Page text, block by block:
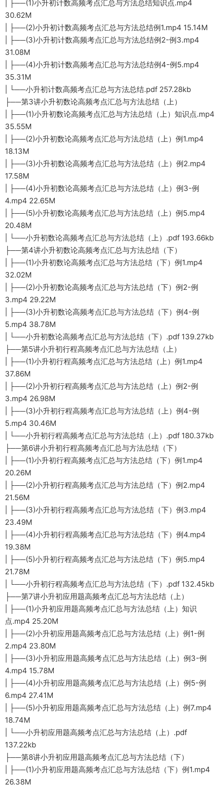
| ├──(1)小升初计数高频考点汇总与方法总结知识点.mp4
30.62M
| ├──(2)小升初计数高频考点汇总与方法总结例1.mp4 15.14M
| ├──(3)小升初计数高频考点汇总与方法总结例2-例3.mp4
31.08M
| ├──(4)小升初计数高频考点汇总与方法总结例4-例5.mp4
35.31M
| └──小升初计数高频考点汇总与方法总结.pdf 257.28kb
├──第3讲小升初数论高频考点汇总与方法总结（上）
| ├──(1)小升初数论高频考点汇总与方法总结（上）知识点.mp4
35.55M
| ├──(2)小升初数论高频考点汇总与方法总结（上）例1.mp4
18.13M
| ├──(3)小升初数论高频考点汇总与方法总结（上）例2.mp4
17.58M
| ├──(4)小升初数论高频考点汇总与方法总结（上）例3-例
4.mp4 22.65M
| ├──(5)小升初数论高频考点汇总与方法总结（上）例5.mp4
20.48M
| └──小升初数论高频考点汇总与方法总结（上）.pdf 193.66kb
├──第4讲小升初数论高频考点汇总与方法总结（下）
| ├──(1)小升初数论高频考点汇总与方法总结（下）例1.mp4
32.02M
| ├──(2)小升初数论高频考点汇总与方法总结（下）例2-例
3.mp4 29.22M
| ├──(3)小升初数论高频考点汇总与方法总结（下）例4-例
5.mp4 38.78M
| └──小升初数论高频考点汇总与方法总结（下）.pdf 139.27kb
├──第5讲小升初行程高频考点汇总与方法总结（上）
| ├──(1)小升初行程高频考点汇总与方法总结（上）例1.mp4
37.86M
| ├──(2)小升初行程高频考点汇总与方法总结（上）例2-例
3.mp4 26.98M
| ├──(3)小升初行程高频考点汇总与方法总结（上）例4-例
5.mp4 30.46M
| └──小升初行程高频考点汇总与方法总结（上）.pdf 180.37kb
├──第6讲小升初行程高频考点汇总与方法总结（下）
| ├──(1)小升初行程高频考点汇总与方法总结（下）例1.mp4
20.26M
| ├──(2)小升初行程高频考点汇总与方法总结（下）例2.mp4
21.56M
| ├──(3)小升初行程高频考点汇总与方法总结（下）例3.mp4
23.49M
| ├──(4)小升初行程高频考点汇总与方法总结（下）例4.mp4
19.38M
| ├──(5)小升初行程高频考点汇总与方法总结（下）例5.mp4
21.78M
| └──小升初行程高频考点汇总与方法总结（下）.pdf 132.45kb
├──第7讲小升初应用题高频考点汇总与方法总结（上）
| ├──(1)小升初应用题高频考点汇总与方法总结（上）知识
点.mp4 25.20M
| ├──(2)小升初应用题高频考点汇总与方法总结（上）例1-例
2.mp4 23.80M
| ├──(3)小升初应用题高频考点汇总与方法总结（上）例3-例
4.mp4 15.78M
| ├──(4)小升初应用题高频考点汇总与方法总结（上）例5-例
6.mp4 27.41M
| ├──(5)小升初应用题高频考点汇总与方法总结（上）例7.mp4
18.74M
| └──小升初应用题高频考点汇总与方法总结（上）.pdf
137.22kb
├──第8讲小升初应用题高频考点汇总与方法总结（下）
| ├──(1)小升初应用题高频考点汇总与方法总结（下）例1.mp4
26.38M